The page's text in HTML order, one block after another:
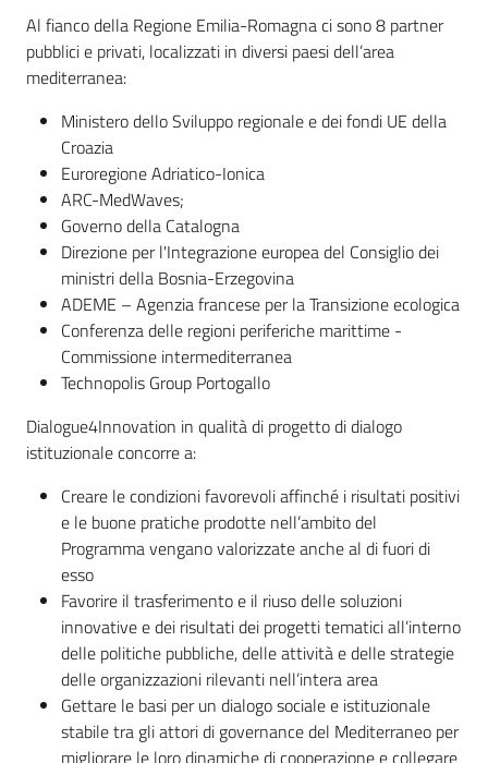
Seguici
Al fianco della Regione Emilia-Romagna ci sono 8 partner
pubblici e privati, localizzati in diversi paesi dell’area
mediterranea:
Ministero dello Sviluppo regionale e dei fondi UE della
Croazia
Euroregione Adriatico-Ionica
ARC-MedWaves;
Governo della Catalogna
Direzione per l'Integrazione europea del Consiglio dei
ministri della Bosnia-Erzegovina
ADEME – Agenzia francese per la Transizione ecologica
Conferenza delle regioni periferiche marittime -
Commissione intermediterranea
Technopolis Group Portogallo
Dialogue4Innovation in qualità di progetto di dialogo
istituzionale concorre a:
Creare le condizioni favorevoli affinché i risultati positivi
e le buone pratiche prodotte nell’ambito del
Programma vengano valorizzate anche al di fuori di
esso
Favorire il trasferimento e il riuso delle soluzioni
innovative e dei risultati dei progetti tematici all’interno
delle politiche pubbliche, delle attività e delle strategie
delle organizzazioni rilevanti nell’intera area
Gettare le basi per un dialogo sociale e istituzionale
stabile tra gli attori di governance del Mediterraneo per
migliorare le loro dinamiche di cooperazione e collegare